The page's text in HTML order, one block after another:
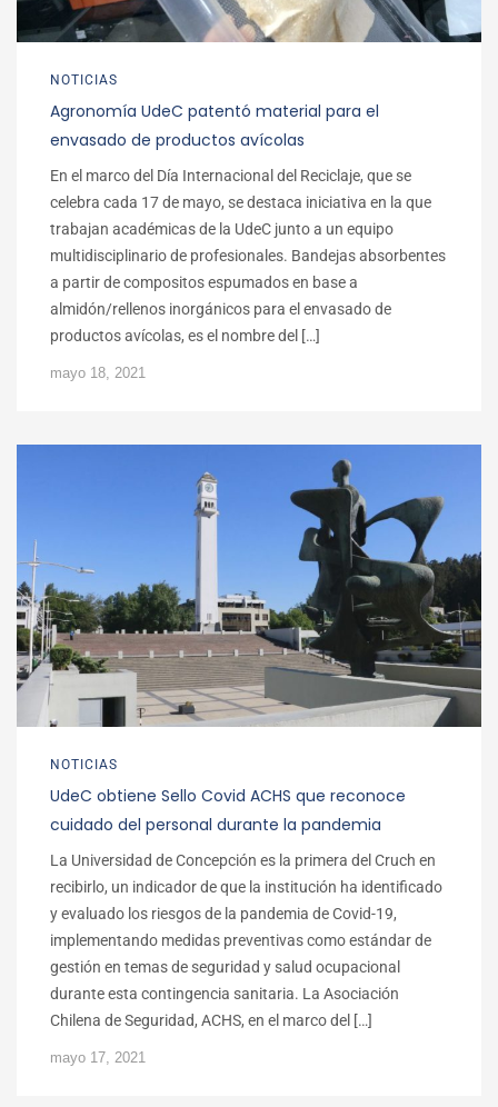
NOTICIAS
Agronomía UdeC patentó material para el
envasado de productos avícolas
En el marco del Día Internacional del Reciclaje, que se
celebra cada 17 de mayo, se destaca iniciativa en la que
trabajan académicas de la UdeC junto a un equipo
multidisciplinario de profesionales. Bandejas absorbentes
a partir de compositos espumados en base a
almidón/rellenos inorgánicos para el envasado de
productos avícolas, es el nombre del […]
mayo 18, 2021
NOTICIAS
UdeC obtiene Sello Covid ACHS que reconoce
cuidado del personal durante la pandemia
La Universidad de Concepción es la primera del Cruch en
recibirlo, un indicador de que la institución ha identificado
y evaluado los riesgos de la pandemia de Covid-19,
implementando medidas preventivas como estándar de
gestión en temas de seguridad y salud ocupacional
durante esta contingencia sanitaria. La Asociación
Chilena de Seguridad, ACHS, en el marco del […]
mayo 17, 2021